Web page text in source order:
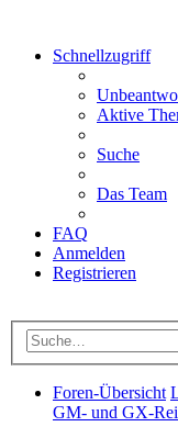
Schnellzugriff
Aktive
Suche
Das Team
FAQ
Anmelden
Registrieren
Foren-Übersicht
GM- und GX-